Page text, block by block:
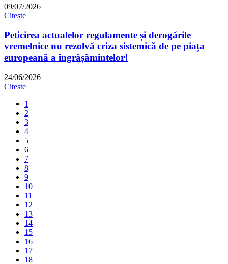
09/07/2026
Citește
Peticirea actualelor regulamente și derogările
vremelnice nu rezolvă criza sistemică de pe piața
europeană a îngrășămintelor!
24/06/2026
Citește
1
2
3
4
5
6
7
8
9
10
11
12
13
14
15
16
17
18